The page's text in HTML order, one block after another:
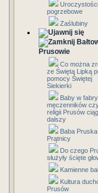
Uroczystości
pogrzebowe
Zaślubiny
Prusowie
Co można
ze Świętą Lipką
pomocy Świętej
Siekierki
Baby w
męczenników
religii Prusów ciąg
dalszy
Baba
Prątnicy
Do czego
służyły ścięte
Kamienne
Kultura
Prusów